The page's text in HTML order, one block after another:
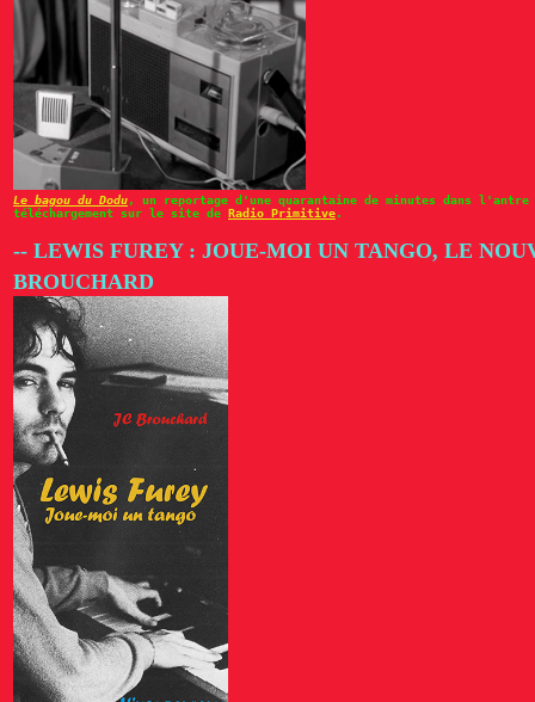
Le bagou du Dodu, un reportage d'une quarantaine de minutes dans
téléchargement sur le site de Radio Primitive.
-- LEWIS FUREY : JOUE-MOI UN TANGO, LE
BROUCHARD